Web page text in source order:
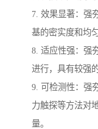
7. 效果显著：强
基的密实度和均
8. 适应性强：强
进行，具有较强
9. 可检测性：强
力触探等方法对
量。